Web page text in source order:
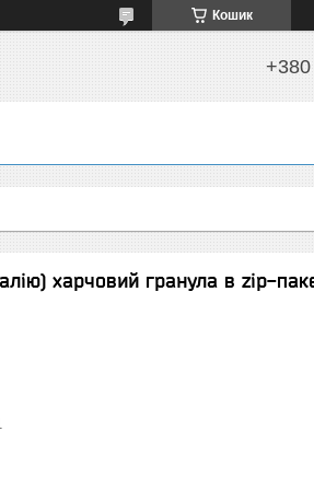
Кошик
харчовий гранула в zip-